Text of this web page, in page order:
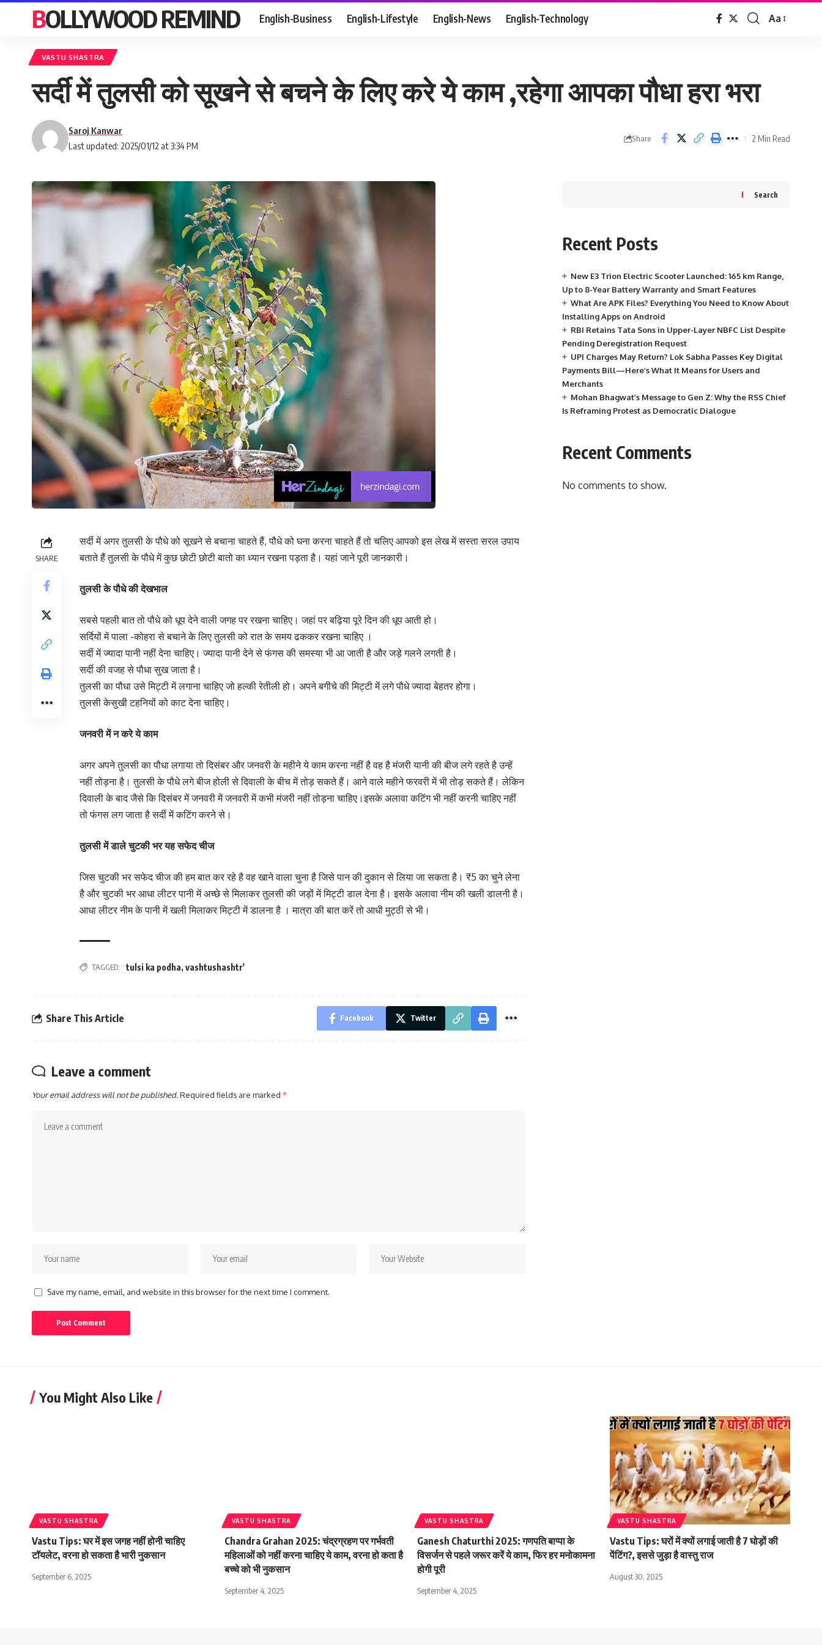
BOLLYWOOD REMIND English-Business English-Lifestyle English-News English-Technology
Font
Aa
VASTU SHASTRA
सर्दी में तुलसी को सूखने से बचने के लिए करे ये काम ,रहेगा आपका पौधा हरा भरा
Last updated: 2025/01/12 at 3:34 PM
Saroj Kanwar
Share 2 Min Read
SHARE
सर्दी में अगर तुलसी के पौधे को सूखने से बचाना चाहते हैं, पौधे को घना करना चाहते हैं तो चलिए आपको इस लेख में सस्ता सरल उपाय
बताते हैं तुलसी के पौधे में कुछ छोटी छोटी बातो का ध्यान रखना पड़ता है। यहां जाने पूरी जानकारी।
तुलसी के पौधे की देखभाल
सबसे पहली बात तो पौधे को धूप देने वाली जगह पर रखना चाहिए। जहां पर बढ़िया पूरे दिन की धूप आती हो।
सर्दियों में पाला -कोहरा से बचाने के लिए तुलसी को रात के समय ढककर रखना चाहिए ।
सर्दी में ज्यादा पानी नहीं देना चाहिए। ज्यादा पानी देने से फंगस की समस्या भी आ जाती है और जड़े गलने लगती है।
सर्दी की वजह से पौधा सुख जाता है।
तुलसी का पौधा उसे मिट्टी में लगाना चाहिए जो हल्की रेतीली हो। अपने बगीचे की मिट्टी में लगे पौधे ज्यादा बेहतर होगा।
तुलसी केसुखी टहनियों को काट देना चाहिए।
जनवरी में न करे ये काम
अगर अपने तुलसी का पौधा लगाया तो दिसंबर और जनवरी के महीने ये काम करना नहीं है वह है मंजरी यानी की बीज लगे रहते है उन्हें
नहीं तोड़ना है। तुलसी के पौधे लगे बीज होली से दिवाली के बीच में तोड़ सकते हैं। आने वाले महीने फरवरी में भी तोड़ सकते हैं। लेकिन
दिवाली के बाद जैसे कि दिसंबर में जनवरी में जनवरी में कभी मंजरी नहीं तोड़ना चाहिए।इसके अलावा कटिंग भी नहीं करनी चाहिए नहीं
तो फंगस लग जाता है सर्दी में कटिंग करने से।
तुलसी में डाले चुटकी भर यह सफेद चीज
जिस चुटकी भर सफेद चीज की हम बात कर रहे है वह खाने वाला चुना है जिसे पान की दुकान से लिया जा सकता है। ₹5 का चुने लेना
है और चुटकी भर आधा लीटर पानी में अच्छे से मिलाकर तुलसी की जड़ों में मिट्टी डाल देना है। इसके अलावा नीम की खली डालनी है।
आधा लीटर नीम के पानी में खली मिलाकर मिट्टी में डालना है । मात्रा की बात करें तो आधी मुट्ठी से भी।
TAGGED: tulsi ka podha, vashtushashtr'
Share This Article Facebook Twitter
Leave a comment
Your email address will not be published.Required fields are marked *
Save my name, email, and website in this browser for the next time I comment.
Search
Recent Posts
New E3 Trion Electric Scooter Launched: 165 km Range,
Up to 8-Year Battery Warranty and Smart Features
What Are APK Files? Everything You Need to Know About
Installing Apps on Android
RBI Retains Tata Sons in Upper-Layer NBFC List Despite
Pending Deregistration Request
UPI Charges May Return? Lok Sabha Passes Key Digital
Payments Bill—Here’s What It Means for Users and
Merchants
Mohan Bhagwat’s Message to Gen Z: Why the RSS Chief
Is Reframing Protest as Democratic Dialogue
Recent Comments
No comments to show.
You Might Also Like
VASTU SHASTRA
Vastu Tips: घर में इस जगह नहीं होनी चाहिए
टॉयलेट, वरना हो सकता है भारी नुकसान
September 6, 2025
VASTU SHASTRA
Chandra Grahan 2025: चंद्रग्रहण पर गर्भवती
महिलाओं को नहीं करना चाहिए ये काम, वरना हो कता है
बच्चे को भी नुकसान
September 4, 2025
VASTU SHASTRA
Ganesh Chaturthi 2025: गणपति बाप्पा के
विसर्जन से पहले जरूर करें ये काम, फिर हर मनोकामना
होगी पूरी
September 4, 2025
VASTU SHASTRA
Vastu Tips: घरों में क्यों लगाई जाती है 7 घोड़ों की
पेंटिंग?, इससे जुड़ा है वास्तु राज
August 30, 2025